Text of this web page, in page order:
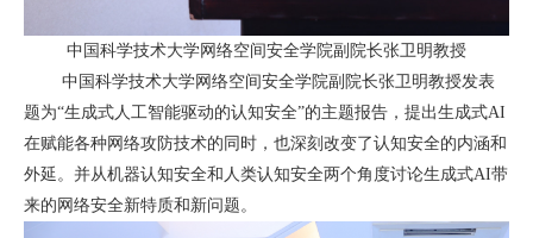
中国科学技术大学网络空间安全学院副院长张卫明教授
中国科学技术大学网络空间安全学院副院长张卫明教授发表
题为“生成式人工智能驱动的认知安全”的主题报告，提出生成式AI
在赋能各种网络攻防技术的同时，也深刻改变了认知安全的内涵和
外延。并从机器认知安全和人类认知安全两个角度讨论生成式AI带
来的网络安全新特质和新问题。